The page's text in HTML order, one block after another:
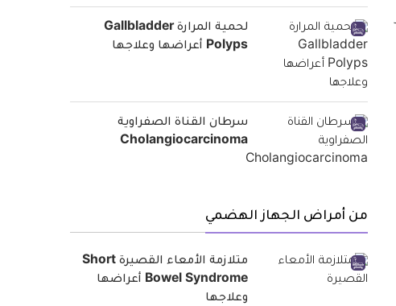
لحمية المرارة Gallbladder
Polyps أعراضها وعلاجها
سرطان القناة الصفراوية
Cholangiocarcinoma
من أمراض الجهاز الهضمي
متلازمة الأمعاء القصيرة Short
Bowel Syndrome أعراضها
وعلاجها